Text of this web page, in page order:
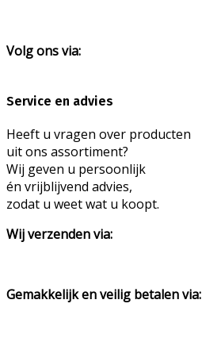
Volg ons via:
Service en advies
Heeft u vragen over producten
uit ons assortiment?
Wij geven u persoonlijk
én vrijblijvend advies,
zodat u weet wat u koopt.
Wij verzenden via:
Gemakkelijk en veilig betalen via: